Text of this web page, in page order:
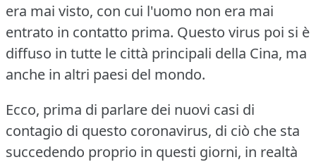
era mai visto, con cui l'uomo non era mai
entrato in contatto prima. Questo virus poi si è
diffuso in tutte le città principali della Cina, ma
anche in altri paesi del mondo.
Ecco, prima di parlare dei nuovi casi di
contagio di questo coronavirus, di ciò che sta
succedendo proprio in questi giorni, in realtà